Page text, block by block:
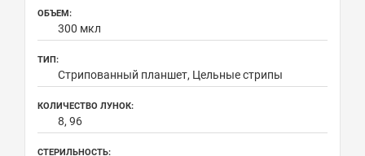
ОБЪЕМ:
300 мкл
ТИП:
Стрипованный планшет, Цельные стрипы
КОЛИЧЕСТВО ЛУНОК:
8, 96
СТЕРИЛЬНОСТЬ: